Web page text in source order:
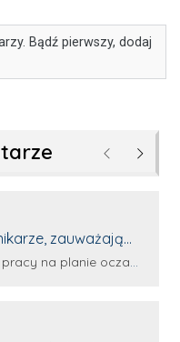
Bądź pierwszy, dodaj
Poprzednie
zauważają
wkraczają
Pan
komentarza:
na planie oczami młodego filmowca